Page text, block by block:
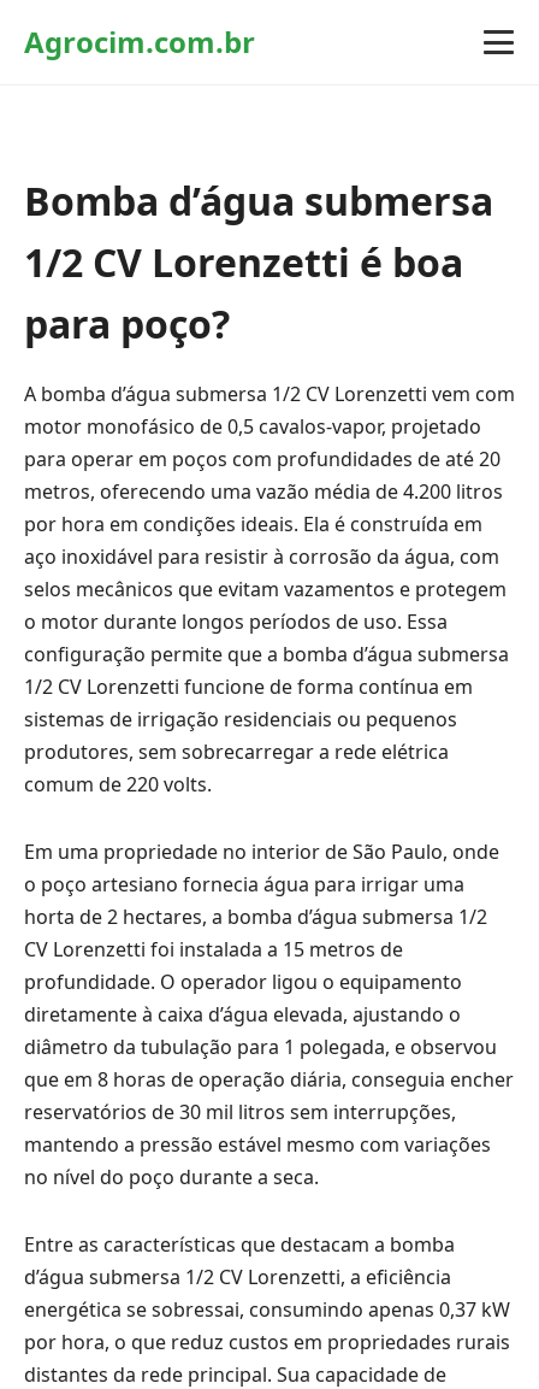
Agrocim.com.br
Bomba d’água submersa
1/2 CV Lorenzetti é boa
para poço?
A bomba d’água submersa 1/2 CV Lorenzetti vem com
motor monofásico de 0,5 cavalos-vapor, projetado
para operar em poços com profundidades de até 20
metros, oferecendo uma vazão média de 4.200 litros
por hora em condições ideais. Ela é construída em
aço inoxidável para resistir à corrosão da água, com
selos mecânicos que evitam vazamentos e protegem
o motor durante longos períodos de uso. Essa
configuração permite que a bomba d’água submersa
1/2 CV Lorenzetti funcione de forma contínua em
sistemas de irrigação residenciais ou pequenos
produtores, sem sobrecarregar a rede elétrica
comum de 220 volts.
Em uma propriedade no interior de São Paulo, onde
o poço artesiano fornecia água para irrigar uma
horta de 2 hectares, a bomba d’água submersa 1/2
CV Lorenzetti foi instalada a 15 metros de
profundidade. O operador ligou o equipamento
diretamente à caixa d’água elevada, ajustando o
diâmetro da tubulação para 1 polegada, e observou
que em 8 horas de operação diária, conseguia encher
reservatórios de 30 mil litros sem interrupções,
mantendo a pressão estável mesmo com variações
no nível do poço durante a seca.
Entre as características que destacam a bomba
d’água submersa 1/2 CV Lorenzetti, a eficiência
energética se sobressai, consumindo apenas 0,37 kW
por hora, o que reduz custos em propriedades rurais
distantes da rede principal. Sua capacidade de